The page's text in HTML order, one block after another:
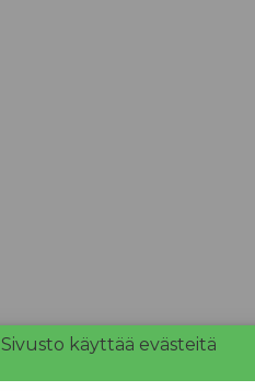
Sivusto käyttää evästeitä